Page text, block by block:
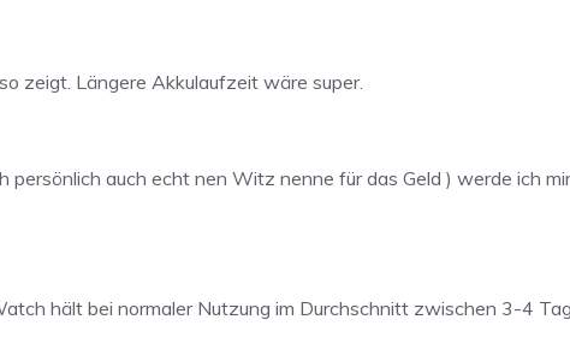
zeigt. Längere Akkulaufzeit wäre super.
persönlich auch echt nen Witz nenne für das Geld ) werde ich
hält bei normaler Nutzung im Durchschnitt zwischen 3-4